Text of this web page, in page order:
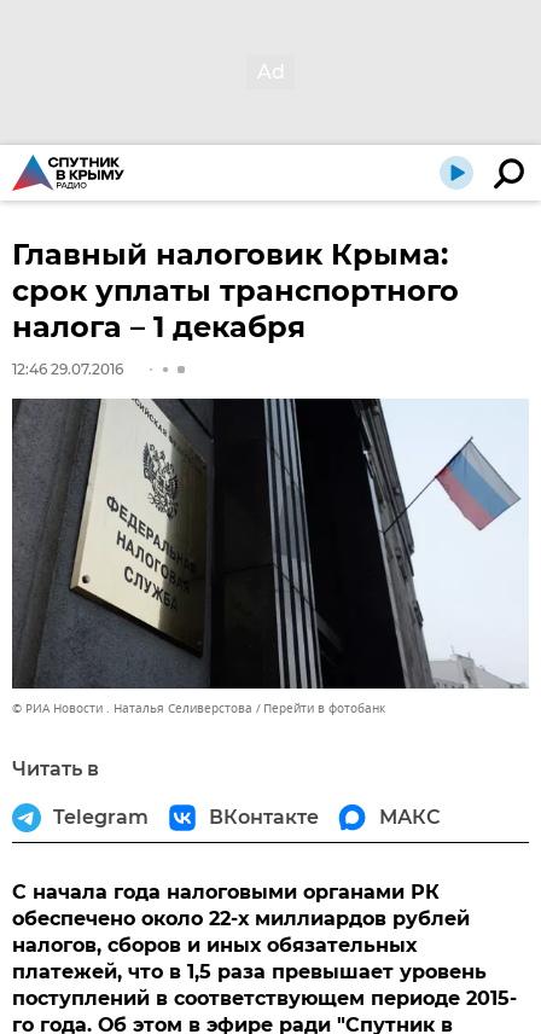
Главный налоговик Крыма:
срок уплаты транспортного
налога – 1 декабря
12:46 29.07.2016
© РИА Новости . Наталья Селиверстова Перейти в фотобанк
Читать в
Telegram ВКонтакте МАКС
С начала года налоговыми органами РК
обеспечено около 22-х миллиардов рублей
налогов, сборов и иных обязательных
платежей, что в 1,5 раза превышает уровень
поступлений в соответствующем периоде 2015-
го года. Об этом в эфире ради "Спутник в